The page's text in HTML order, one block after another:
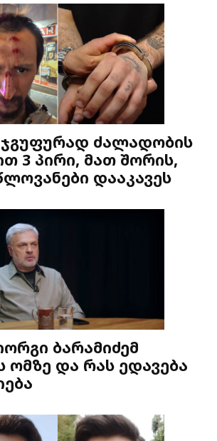
ძალადობის
3 პირი, მათ შორის,
დააკავეს
ბარამიძემ
ომზე და რას ედავება